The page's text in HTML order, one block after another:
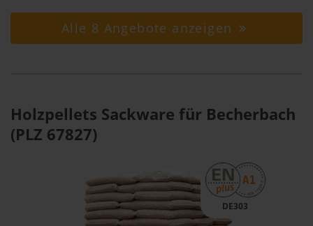
Alle 8 Angebote anzeigen
Holzpellets Sackware für Becherbach
(PLZ 67827)
DE303